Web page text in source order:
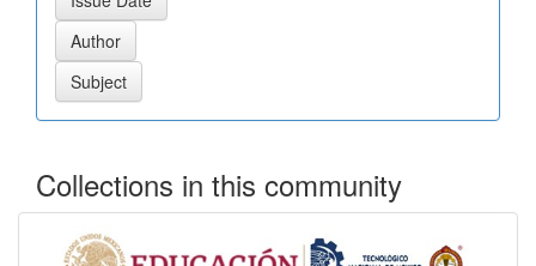
Collections in this community